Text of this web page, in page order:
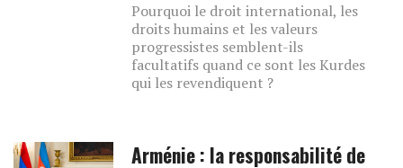
Pourquoi le droit international, les
droits humains et les valeurs
progressistes semblent-ils
facultatifs quand ce sont les Kurdes
qui les revendiquent ?
Arménie : la responsabilité de